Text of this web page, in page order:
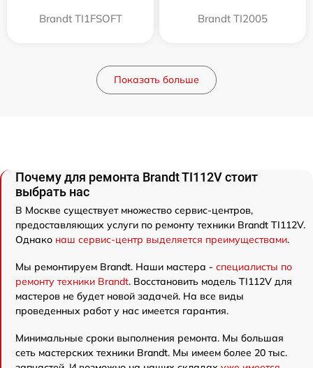
Brandt TI1FSOFT Brandt TI2005
Показать больше
Почему для ремонта Brandt TI112V стоит
выбрать нас
В Москве существует множество сервис-центров,
предоставляющих услуги по ремонту техники Brandt TI112V.
Однако наш сервис-центр выделяется преимуществами.
Мы ремонтируем Brandt. Наши мастера - специалисты по
ремонту техники Brandt. Восстановить модель TI112V для
мастеров не будет новой задачей. На все виды
проведенных работ у нас имеется гарантия.
Минимальные сроки выполнения ремонта. Мы большая
сеть мастерских техники Brandt. Мы имеем более 20 тыс.